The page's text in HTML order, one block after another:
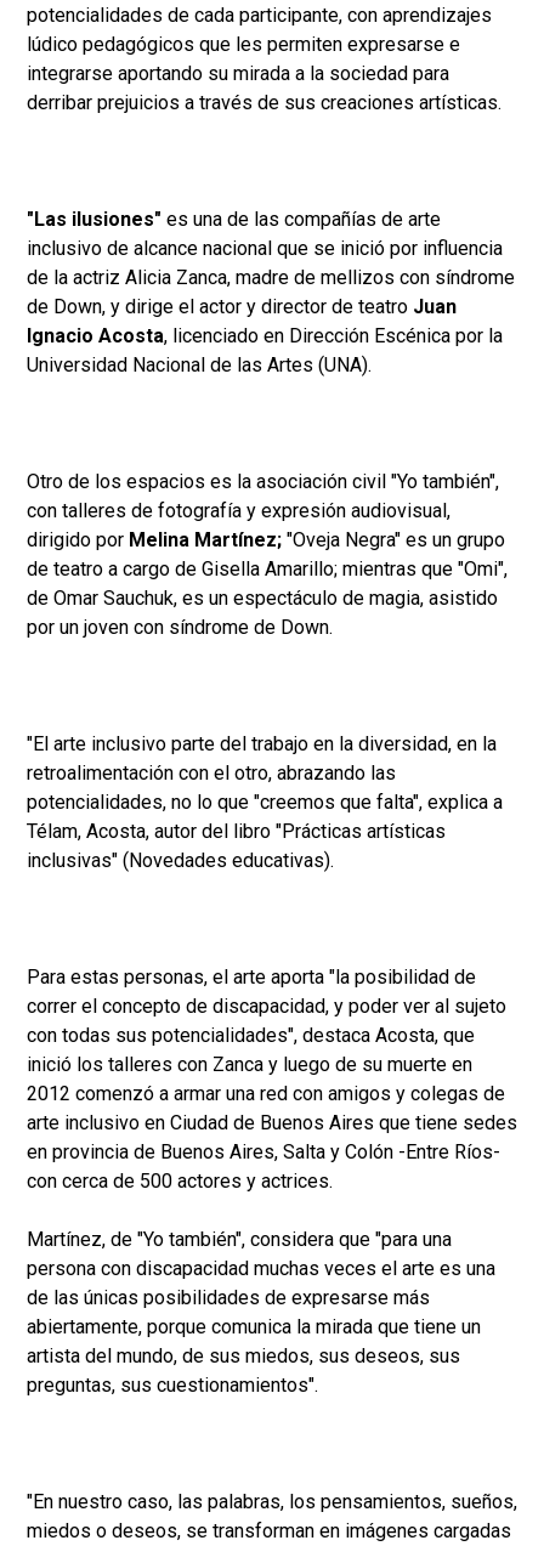
potencialidades de cada participante, con aprendizajes
lúdico pedagógicos que les permiten expresarse e
integrarse aportando su mirada a la sociedad para
derribar prejuicios a través de sus creaciones artísticas.
"Las ilusiones" es una de las compañías de arte
inclusivo de alcance nacional que se inició por influencia
de la actriz Alicia Zanca, madre de mellizos con síndrome
de Down, y dirige el actor y director de teatro Juan
Ignacio Acosta, licenciado en Dirección Escénica por la
Universidad Nacional de las Artes (UNA).
Otro de los espacios es la asociación civil "Yo también",
con talleres de fotografía y expresión audiovisual,
dirigido por Melina Martínez; "Oveja Negra" es un grupo
de teatro a cargo de Gisella Amarillo; mientras que "Omi",
de Omar Sauchuk, es un espectáculo de magia, asistido
por un joven con síndrome de Down.
"El arte inclusivo parte del trabajo en la diversidad, en la
retroalimentación con el otro, abrazando las
potencialidades, no lo que "creemos que falta", explica a
Télam, Acosta, autor del libro "Prácticas artísticas
inclusivas" (Novedades educativas).
Para estas personas, el arte aporta "la posibilidad de
correr el concepto de discapacidad, y poder ver al sujeto
con todas sus potencialidades", destaca Acosta, que
inició los talleres con Zanca y luego de su muerte en
2012 comenzó a armar una red con amigos y colegas de
arte inclusivo en Ciudad de Buenos Aires que tiene sedes
en provincia de Buenos Aires, Salta y Colón -Entre Ríos-
con cerca de 500 actores y actrices.
Martínez, de "Yo también", considera que "para una
persona con discapacidad muchas veces el arte es una
de las únicas posibilidades de expresarse más
abiertamente, porque comunica la mirada que tiene un
artista del mundo, de sus miedos, sus deseos, sus
preguntas, sus cuestionamientos".
"En nuestro caso, las palabras, los pensamientos, sueños,
miedos o deseos, se transforman en imágenes cargadas